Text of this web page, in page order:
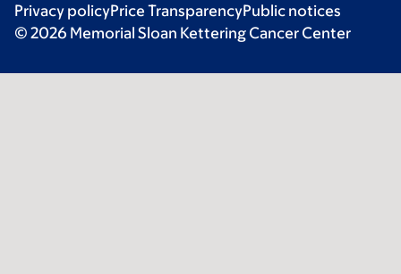
Privacy policyPrice TransparencyPublic notices
© 2026 Memorial Sloan Kettering Cancer Center